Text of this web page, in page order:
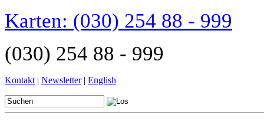
Karten: (030) 254 88 - 999
(030) 254 88 - 999
Kontakt | Newsletter| English